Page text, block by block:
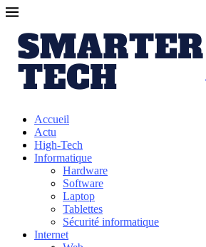
Accueil
Actu
High-Tech
Informatique
Hardware
Software
Laptop
Tablettes
Sécurité informatique
Internet